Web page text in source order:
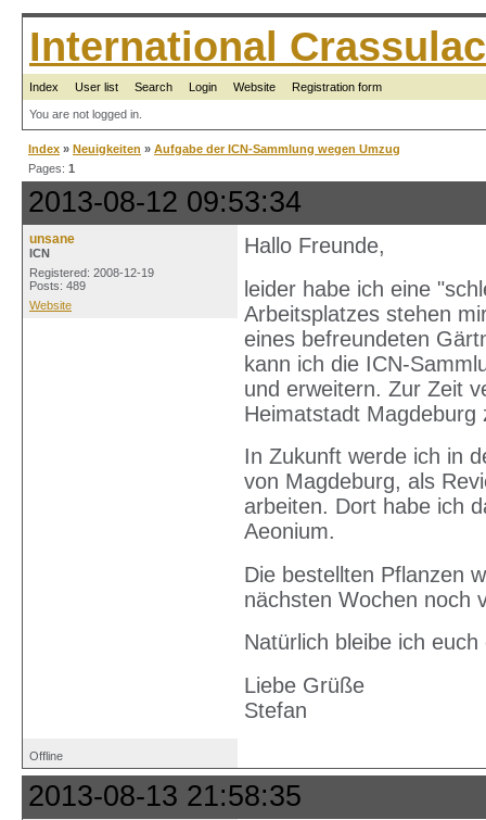
International
Index User list Search Login Website Registration form
You are not logged in.
Index » Neuigkeiten » Aufgabe der ICN-Sammlung wegen Umzug
Pages: 1
2013-08-12 09:53:34
unsane
ICN
Registered: 2008-12-19
Posts: 489
Website
Hallo Freunde,
leider habe ich eine
Arbeitsplatzes stehen
eines befreundeten
kann ich die ICN-
und erweitern. Zur Zeit
Heimatstadt
In Zukunft werde ich in
von Magdeburg, als
arbeiten. Dort habe ich
Aeonium.
Die bestellten Pflanzen
nächsten Wochen noch
Natürlich bleibe ich
Liebe Grüße
Stefan
Offline
2013-08-13 21:58:35